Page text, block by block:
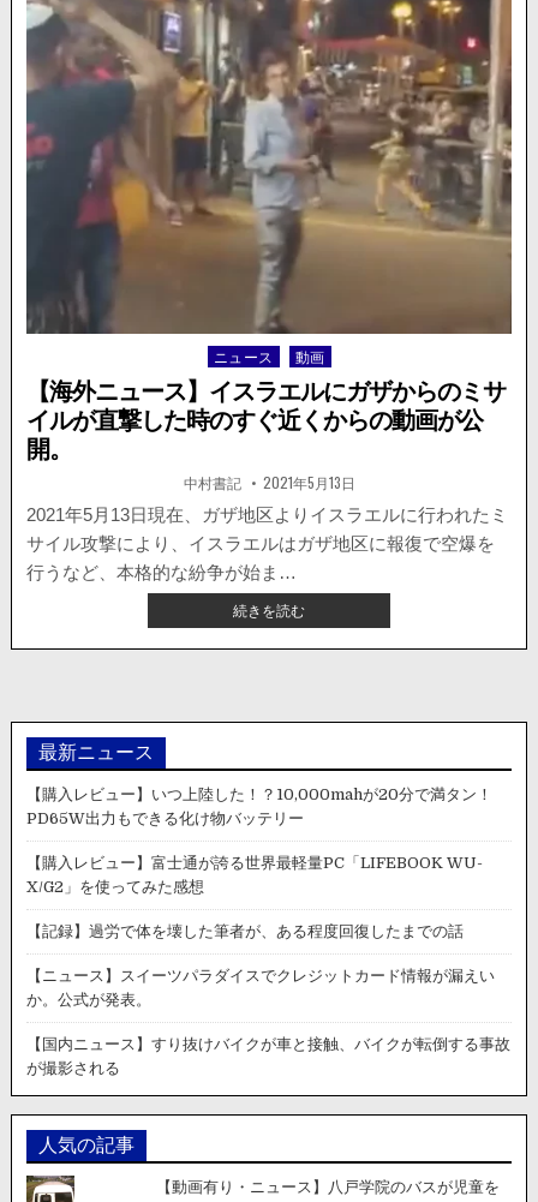
る
フ
ェ
ラ
ー
リ
が
事
故。
ル】
暗
殺
未
遂
か。
車
に
仕
掛
弾
が
爆
発。
1
負
傷。
Posted
ニュース 動画
【海外ニュース】イスラエルにガザからのミサ
イルが直撃した時のすぐ近くからの動画が公
開。
著
者:
中村書記 掲
載
日：
2021年5月13日
2021年5月13日現在、ガザ地区よりイスラエルに行われたミ
サイル攻撃により、イスラエルはガザ地区に報復で空爆を
行うなど、本格的な紛争が始ま…
続きを読む【海
外
ニ
ス】
ス
ラ
ル
に
ザ
か
ら
の
サ
イ
直
た
最新ニュース
【購入レビュー】いつ上陸した！？10,000mahが20分で満タン！
PD65W出力もできる化け物バッテリー
【購入レビュー】富士通が誇る世界最軽量PC「LIFEBOOK WU-
X/G2」を使ってみた感想
【記録】過労で体を壊した筆者が、ある程度回復したまでの話
【ニュース】スイーツパラダイスでクレジットカード情報が漏えい
か。公式が発表。
【国内ニュース】すり抜けバイクが車と接触、バイクが転倒する事故
が撮影される
人気の記事
【動画有り・ニュース】八戸学院のバスが児童を